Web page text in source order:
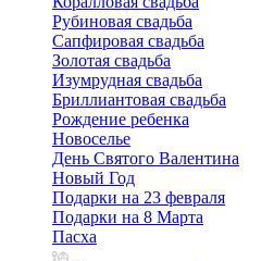
Рубиновая свадьба
Сапфировая свадьба
Золотая свадьба
Изумрудная свадьба
Бриллиантовая свадьба
Рождение ребенка
Новоселье
День Святого Валентина
Новый Год
Подарки на 23 февраля
Подарки на 8 Марта
Пасха